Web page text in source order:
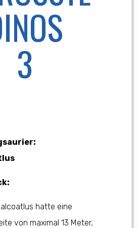
3
hatte eine
von maximal 13 Meter,